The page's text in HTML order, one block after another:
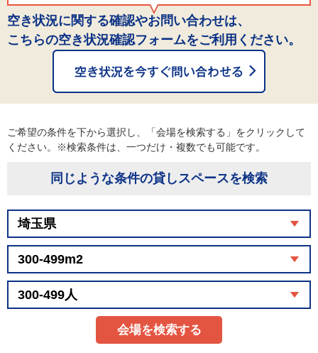
空き状況に関する確認やお問い合わせは、
こちらの空き状況確認フォームをご利用ください。
ご希望の条件を下から選択し、「会場を検索する」をクリックして
ください。※検索条件は、一つだけ・複数でも可能です。
同じような条件の貸しスペースを検索
会場を検索する